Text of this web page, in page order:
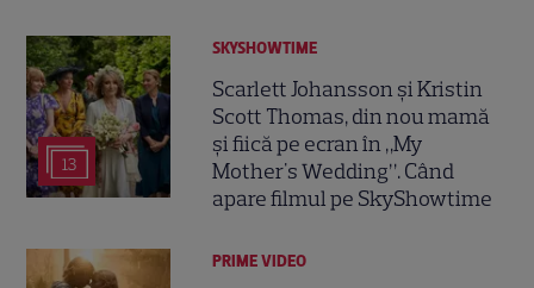
13
SKYSHOWTIME
Scarlett Johansson și Kristin
Scott Thomas, din nou mamă
și fiică pe ecran în „My
Mother's Wedding”. Când
apare filmul pe SkyShowtime
PRIME VIDEO